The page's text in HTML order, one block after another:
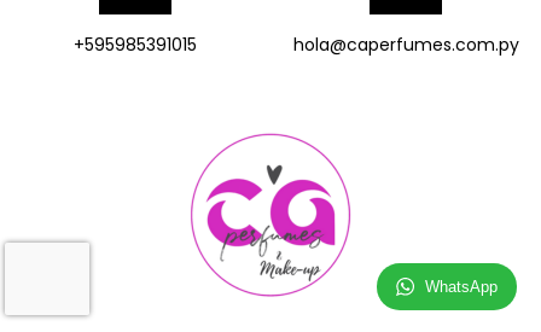
+595985391015 hola@caperfumes.com.py
WhatsApp